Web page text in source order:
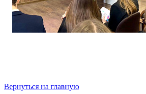
Вернуться на главную